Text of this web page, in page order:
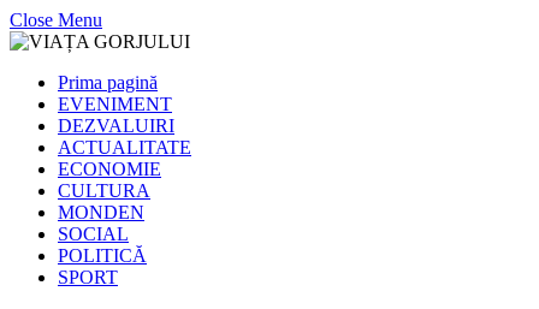
Close Menu
Prima pagină
EVENIMENT
DEZVALUIRI
ACTUALITATE
ECONOMIE
CULTURA
MONDEN
SOCIAL
POLITICĂ
SPORT